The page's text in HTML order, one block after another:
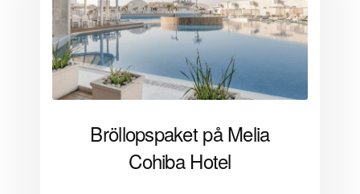
Bröllopspaket på Melia
Cohiba Hotel